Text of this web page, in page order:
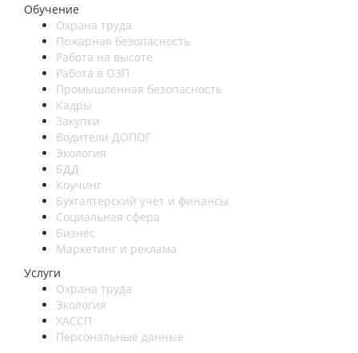
Обучение
Охрана труда
Пожарная безопасность
Работа на высоте
Работа в ОЗП
Промышленная безопасность
Кадры
Закупки
Водители ДОПОГ
Экология
БДД
Коучинг
Бухгалтерский учет и финансы
Социальная сфера
Бизнес
Маркетинг и реклама
Услуги
Охрана труда
Экология
ХАССП
Персональные данные